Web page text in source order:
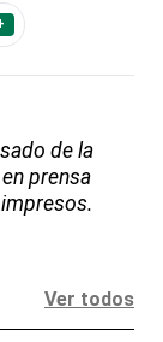
de la
prensa
Ver todos